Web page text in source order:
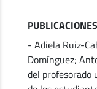
- Adiela Ruiz-
Domínguez;
del profesorado